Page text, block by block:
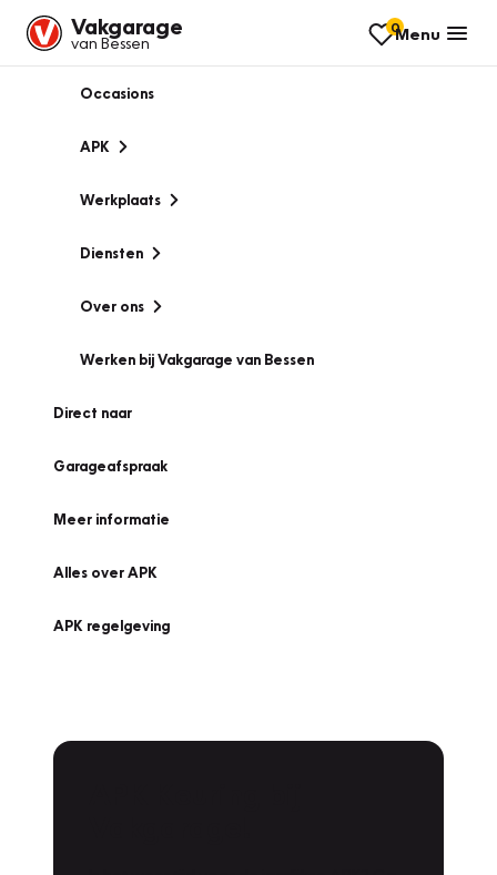
Vakgarage
van Bessen
0Menu
Occasions
APK
Werkplaats
Diensten
Over ons
Werken bij Vakgarage van Bessen
Direct naar
Garageafspraak
Meer informatie
Alles over APK
APK regelgeving